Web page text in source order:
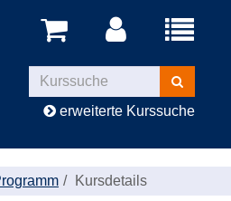
Menü
Kurse
suchen
erweiterte Kurssuche
Kursdetails